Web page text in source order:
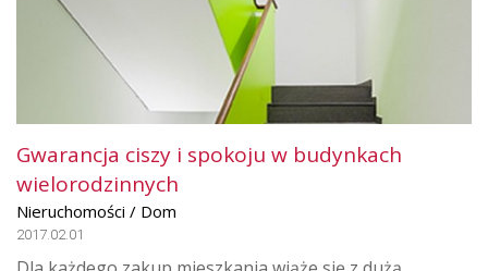
Gwarancja ciszy i spokoju w budynkach
wielorodzinnych
Nieruchomości / Dom
2017.02.01